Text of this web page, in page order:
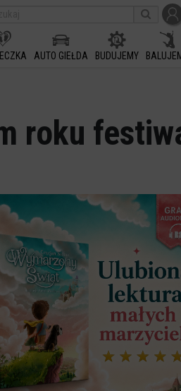
AUTO GIEŁDA BUDUJEMY
roku